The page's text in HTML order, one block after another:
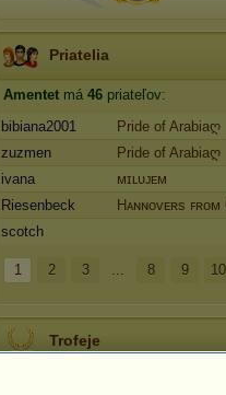
Priatelia
Amentet má 46 priateľov:
bibiana2001
Pride of Arabiaღ
zuzmen
Pride of Arabiaღ
ivana
ᴍɪʟᴜᴊᴇᴍ
Riesenbeck
Hᴀɴɴᴏᴠᴇʀs ꜰʀᴏᴍ
scotch
1 2 3 ... 8 9 10
Trofeje